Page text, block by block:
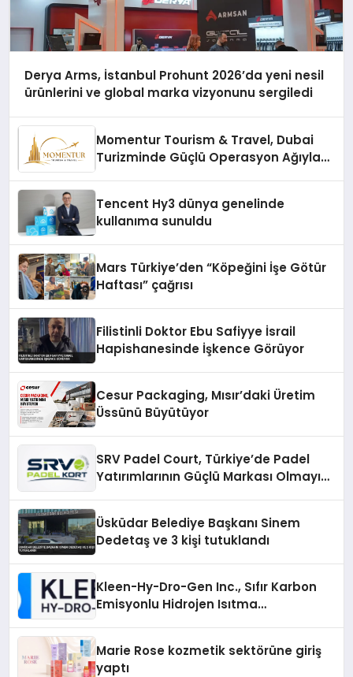
Derya Arms, İstanbul Prohunt 2026’da yeni nesil
ürünlerini ve global marka vizyonunu sergiledi
Momentur Tourism & Travel, Dubai
Turizminde Güçlü Operasyon Ağıyla
Tencent Hy3 dünya genelinde
kullanıma sunuldu
Mars Türkiye’den “Köpeğini İşe Götür
Haftası” çağrısı
Filistinli Doktor Ebu Safiyye İsrail
Hapishanesinde İşkence Görüyor
Cesur Packaging, Mısır’daki Üretim
Üssünü Büyütüyor
SRV Padel Court, Türkiye’de Padel
Yatırımlarının Güçlü Markası Olmayı
Üsküdar Belediye Başkanı Sinem
Dedetaş ve 3 kişi tutuklandı
Kleen-Hy-Dro-Gen Inc., Sıfır Karbon
Emisyonlu Hidrojen Isıtma
Marie Rose kozmetik sektörüne giriş
yaptı